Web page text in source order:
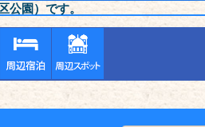
公園）です。